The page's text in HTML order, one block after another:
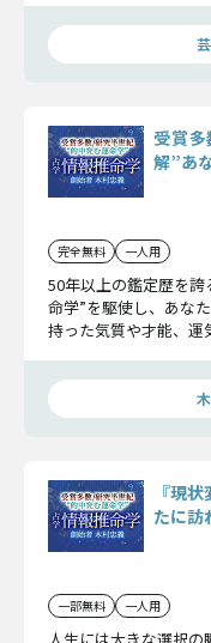
受賞
解”あ
完全無料 一人用
50年以上の鑑定歴を
命学”を駆使し、あな
持った気質や才能、運
『現
たに
一部無料 一人用